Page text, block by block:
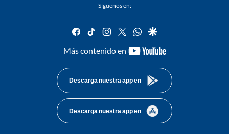
Síguenos en:
facebook
tiktok instagram
twitterwhatsapp
google
Más contenido en
youtube-
Descarga nuestra app en
Descarga nuestra app en